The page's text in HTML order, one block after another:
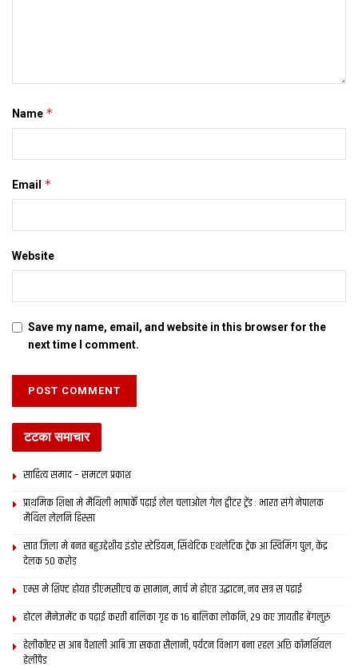
Name *
Email *
Website
Save my name, email, and website in this browser for the
next time I comment.
टटका समाचार
साहित्य समाद – समटल प्रकाश
प्राथमिक शि‍क्षा मे मैथि‍ली भाषाकेँ पढ़ाई लेल चलाओल गेल ट्वीटर ट्रेंड : भारत संगे नेपालक
मैथिल लेलनि हिस्सा
सात जिला मे बनत बहुउद्देशीय इंडोर स्‍टेडि‍यम, सिंथेटिक एथलेटिक ट्रेक आ स्विमिंग पुल, केंद्र
देलक 50 करोड़
एम्स मे शिफ्ट होयत डीएमसीएच क सामान, मार्च मे होएत उद्घाटन, नव सत्र स पढाई
होटल मैनेजमेंट क पढ़ाई करती बालिका गृह क 16 बालिका लोकनि, 29 कए जायतीह बेंगलुरु
हेलीकॉप्टर स आब वैशाली आबि जा सकता सैलानी, पर्यटन विभाग बना रहल अछि कॉमर्शियल
हेलीपैड